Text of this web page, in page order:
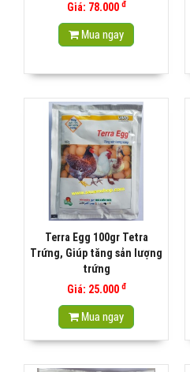
Giá: 78.000 đ
Mua ngay
Terra Egg 100gr Tetra
Trứng, Giúp tăng sản lượng
trứng
Giá: 25.000 đ
Mua ngay